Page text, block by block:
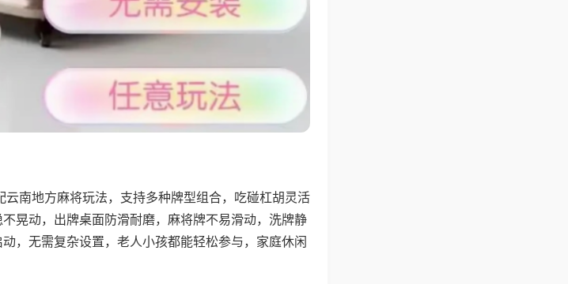
云南地方麻将玩法，支持多种牌型组合，吃碰杠胡灵活
晃动，出牌桌面防滑耐磨，麻将牌不易滑动，洗牌静
，无需复杂设置，老人小孩都能轻松参与，家庭休闲